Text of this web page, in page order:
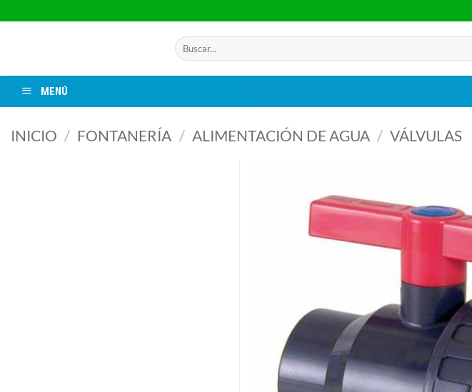
al
Buscar
por:
MENÚ
INICIO / FONTANERÍA / ALIMENTACIÓN DE AGUA / VÁLVULAS